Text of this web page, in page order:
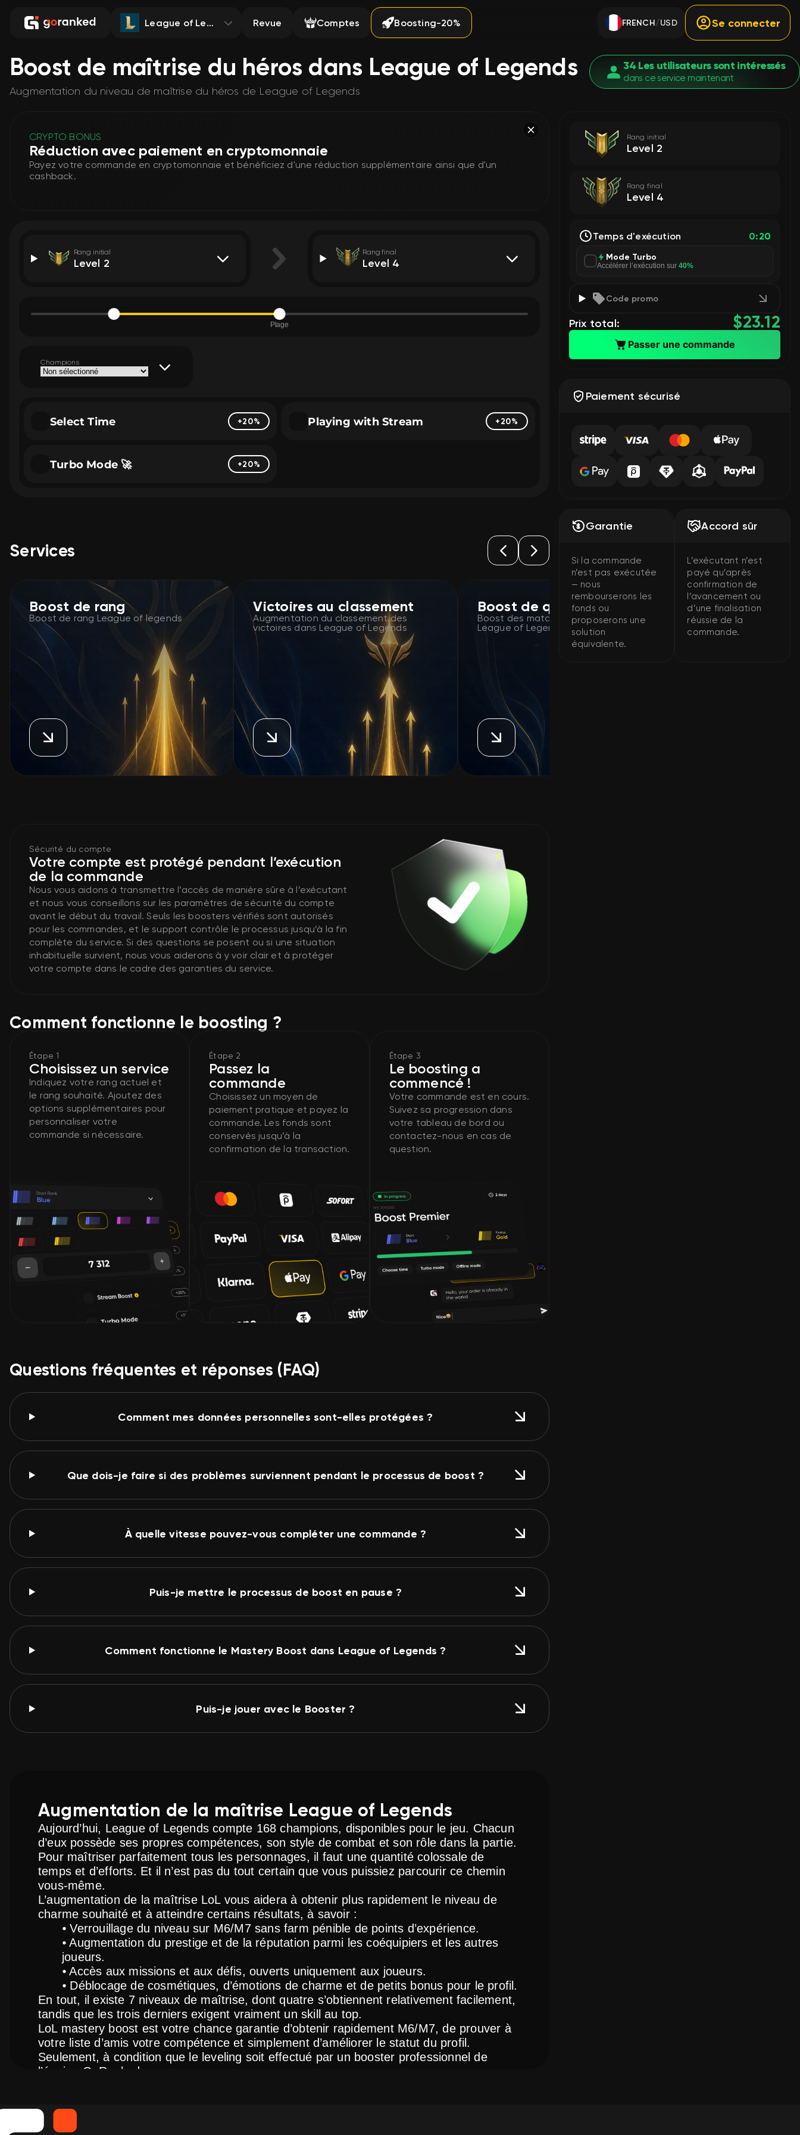
League of Legends Revue Comptes Boosting-20% FRENCH/USD Se connecter
34 Les utilisateurs sont intéressés
dans ce service maintenant
Boost de maîtrise du héros dans League of Legends
Augmentation du niveau de maîtrise du héros de League of Legends
CRYPTO BONUS
Réduction avec paiement en cryptomonnaie
Payez votre commande en cryptomonnaie et bénéficiez d'une réduction supplémentaire ainsi que d'un
cashback.
Rang initial
Level 2
Rang final
Level 4
Plage
Champions
Select Time +20% Playing with Stream +20%
Turbo Mode 🚀 +20%
Rang initial
Level 2
Rang final
Level 4
Temps d'exécution 0:20
Mode Turbo
Accélérer l’exécution sur 40%
Code promo
Prix total: 23.12
$
Passer une commande
Paiement sécurisé
Garantie
Si la commande
n’est pas exécutée
— nous
rembourserons les
fonds ou
proposerons une
solution
équivalente.
Accord sûr
L’exécutant n’est
payé qu’après
confirmation de
l’avancement ou
d’une finalisation
réussie de la
commande.
Services
Boost de rang
Boost de rang League of legends
Victoires au classement
Augmentation du classement des
victoires dans League of Legends
Boost de qualification
Boost des matchs de qualification
League of Legends
Boost de
Augmentation du
héros de League of
Sécurité du compte
Votre compte est protégé pendant l’exécution
de la commande
Nous vous aidons à transmettre l’accès de manière sûre à l’exécutant
et nous vous conseillons sur les paramètres de sécurité du compte
avant le début du travail. Seuls les boosters vérifiés sont autorisés
pour les commandes, et le support contrôle le processus jusqu’à la fin
complète du service. Si des questions se posent ou si une situation
inhabituelle survient, nous vous aiderons à y voir clair et à protéger
votre compte dans le cadre des garanties du service.
Comment fonctionne le boosting ?
Étape 1
Choisissez un service
Indiquez votre rang actuel et
le rang souhaité. Ajoutez des
options supplémentaires pour
personnaliser votre
commande si nécessaire.
Étape 2
Passez la
commande
Choisissez un moyen de
paiement pratique et payez la
commande. Les fonds sont
conservés jusqu’à la
confirmation de la transaction.
Étape 3
Le boosting a
commencé !
Votre commande est en cours.
Suivez sa progression dans
votre tableau de bord ou
contactez-nous en cas de
question.
Questions fréquentes et réponses (FAQ)
Comment mes données personnelles sont-elles protégées ?
Que dois-je faire si des problèmes surviennent pendant le processus de boost ?
À quelle vitesse pouvez-vous compléter une commande ?
Puis-je mettre le processus de boost en pause ?
Comment fonctionne le Mastery Boost dans League of Legends ?
Puis-je jouer avec le Booster ?
Augmentation de la maîtrise League of Legends
Aujourd’hui, League of Legends compte 168 champions, disponibles pour le jeu. Chacun
d’eux possède ses propres compétences, son style de combat et son rôle dans la partie.
Pour maîtriser parfaitement tous les personnages, il faut une quantité colossale de
temps et d’efforts. Et il n’est pas du tout certain que vous puissiez parcourir ce chemin
vous-même.
L’augmentation de la maîtrise LoL vous aidera à obtenir plus rapidement le niveau de
charme souhaité et à atteindre certains résultats, à savoir :
⦁ Verrouillage du niveau sur M6/M7 sans farm pénible de points d’expérience.
⦁ Augmentation du prestige et de la réputation parmi les coéquipiers et les autres
joueurs.
⦁ Accès aux missions et aux défis, ouverts uniquement aux joueurs.
⦁ Déblocage de cosmétiques, d’émotions de charme et de petits bonus pour le profil.
En tout, il existe 7 niveaux de maîtrise, dont quatre s’obtiennent relativement facilement,
tandis que les trois derniers exigent vraiment un skill au top.
LoL mastery boost est votre chance garantie d’obtenir rapidement M6/M7, de prouver à
votre liste d’amis votre compétence et simplement d’améliorer le statut du profil.
Seulement, à condition que le leveling soit effectué par un booster professionnel de
l’équipe GoRanked.gg.
champions dans la Ligue des Légendes
Dans LoL, il y a 7 paliers de maîtrise pour chacun des 168 champions, à savoir :